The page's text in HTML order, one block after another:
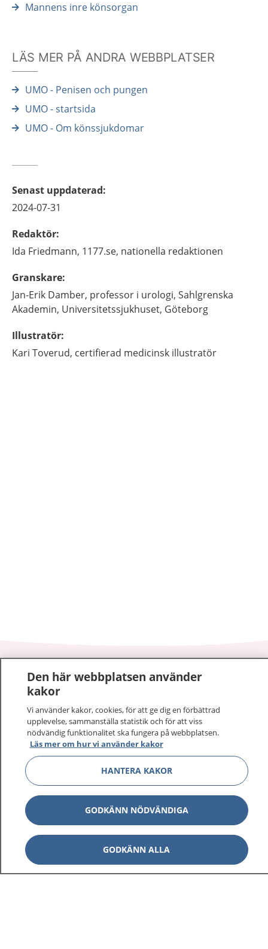
Mannens inre könsorgan
LÄS MER PÅ ANDRA WEBBPLATSER
UMO - Penisen och pungen
UMO - startsida
UMO - Om könssjukdomar
Senast uppdaterad:
2024-07-31
Redaktör:
Ida Friedmann, 1177.se, nationella redaktionen
Granskare:
Jan-Erik Damber, professor i urologi, Sahlgrenska
Akademin, Universitetssjukhuset, Göteborg
Illustratör:
Kari Toverud, certifierad medicinsk illustratör
1177–tryggt om din hälsa och vård
sjukdomar och vilka mottagningar du kan kontakta.
Logga in för att läsa din journal och göra dina
vårdärenden. Ring telefonnummer 1177 för
sjukvårdsrådgivning dygnet runt.
1177 ger dig råd när du vill må bättre.
1177 på flera språk Visa
Den här webbplatsen använder
kakor
Vi använder kakor, cookies, för att ge dig en förbättrad
upplevelse, sammanställa statistik och för att viss
nödvändig funktionalitet ska fungera på webbplatsen.
Läs mer om hur vi använder kakor
HANTERA KAKOR
GODKÄNN NÖDVÄNDIGA
GODKÄNN ALLA